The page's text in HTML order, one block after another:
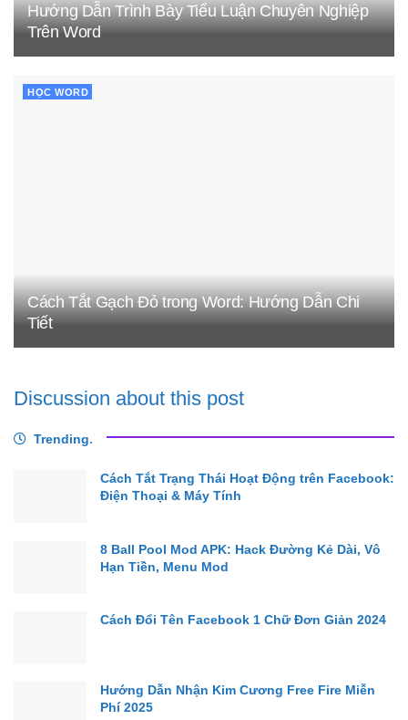
Hướng Dẫn Trình Bày Tiểu Luận Chuyên Nghiệp
Trên Word
HỌC WORD
Cách Tắt Gạch Đỏ trong Word: Hướng Dẫn Chi
Tiết
Discussion about this post
Trending.
Cách Tắt Trạng Thái Hoạt Động trên Facebook:
Điện Thoại & Máy Tính
8 Ball Pool Mod APK: Hack Đường Kẻ Dài, Vô
Hạn Tiền, Menu Mod
Cách Đổi Tên Facebook 1 Chữ Đơn Giản 2024
Hướng Dẫn Nhận Kim Cương Free Fire Miễn
Phí 2025